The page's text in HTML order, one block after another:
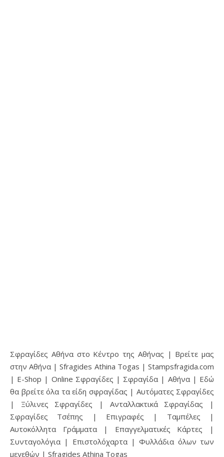
Σφραγίδες Αθήνα στο Κέντρο της Αθήνας | Βρείτε μας
στην Αθήνα | Sfragides Athina Togas | Stampsfragida.com
| E-Shop | Online Σφραγίδες | Σφραγίδα | Αθήνα | Εδώ
θα βρείτε όλα τα είδη σφραγίδας | Αυτόματες Σφραγίδες
| Ξύλινες Σφραγίδες | Ανταλλακτικά Σφραγίδας |
Σφραγίδες Τσέπης | Επιγραφές | Ταμπέλες |
Αυτοκόλλητα Γράμματα | Επαγγελματικές Κάρτες |
Συνταγολόγια | Επιστολόχαρτα | Φυλλάδια όλων των
μεγεθών | Sfragides Athina Togas